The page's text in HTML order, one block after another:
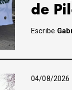
de
Escribe
04/08/2026